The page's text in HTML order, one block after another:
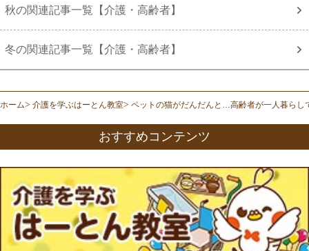
秋の関連記事一覧【介護・高齢者】
冬の関連記事一覧【介護・高齢者】
ホーム 介護を学ぶはーとん教室 ペットの猫がだんだんと…高齢者が一人暮らし
おすすめコンテンツ